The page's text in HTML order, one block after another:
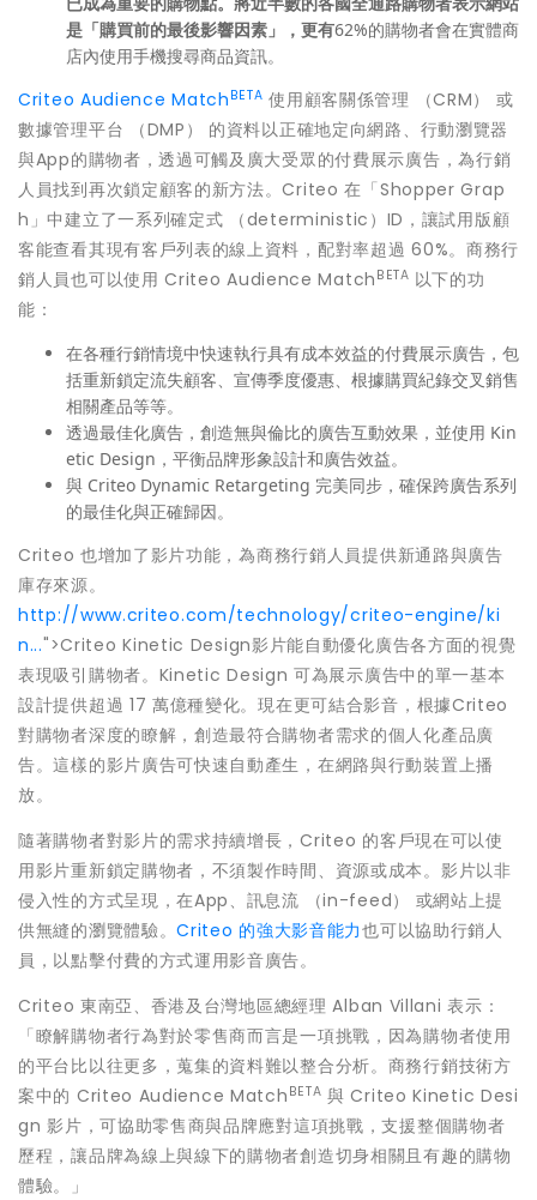
是「購買前的最後影響因素」，更有62%的購物者會在實體商
店內使用手機搜尋商品資訊。
Criteo Audience Match BETA 使用顧客關係管理 （CRM） 或
數據管理平台 （DMP） 的資料以正確地定向網路、行動瀏覽器
與App的購物者，透過可觸及廣大受眾的付費展示廣告，為行銷
人員找到再次鎖定顧客的新方法。Criteo 在「Shopper Grap
h」中建立了一系列確定式 （deterministic）ID，讓試用版顧
客能查看其現有客戶列表的線上資料，配對率超過 60%。商務行
銷人員也可以使用 Criteo Audience Match BETA 以下的功
能：
在各種行銷情境中快速執行具有成本效益的付費展示廣告，包
括重新鎖定流失顧客、宣傳季度優惠、根據購買紀錄交叉銷售
相關產品等等。
透過最佳化廣告，創造無與倫比的廣告互動效果，並使用 Kin
etic Design，平衡品牌形象設計和廣告效益。
與 Criteo Dynamic Retargeting 完美同步，確保跨廣告系列
的最佳化與正確歸因。
Criteo 也增加了影片功能，為商務行銷人員提供新通路與廣告
庫存來源。
http://www.criteo.com/technology/criteo-engine/ki
n...">Criteo Kinetic Design影片能自動優化廣告各方面的視覺
表現吸引購物者。Kinetic Design 可為展示廣告中的單一基本
設計提供超過 17 萬億種變化。現在更可結合影音，根據Criteo
對購物者深度的瞭解，創造最符合購物者需求的個人化產品廣
告。這樣的影片廣告可快速自動產生，在網路與行動裝置上播
放。
隨著購物者對影片的需求持續增長，Criteo 的客戶現在可以使
用影片重新鎖定購物者，不須製作時間、資源或成本。影片以非
侵入性的方式呈現，在App、訊息流 （in-feed） 或網站上提
供無縫的瀏覽體驗。Criteo 的強大影音能力也可以協助行銷人
員，以點擊付費的方式運用影音廣告。
Criteo 東南亞、香港及台灣地區總經理 Alban Villani 表示：
「瞭解購物者行為對於零售商而言是一項挑戰，因為購物者使用
的平台比以往更多，蒐集的資料難以整合分析。商務行銷技術方
案中的 Criteo Audience Match BETA 與 Criteo Kinetic Desi
gn 影片，可協助零售商與品牌應對這項挑戰，支援整個購物者
歷程，讓品牌為線上與線下的購物者創造切身相關且有趣的購物
體驗。」